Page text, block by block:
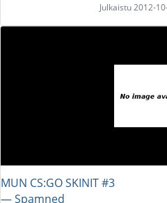
Julkaistu 2012-
MUN CS:GO SKINIT #3
― Spamned